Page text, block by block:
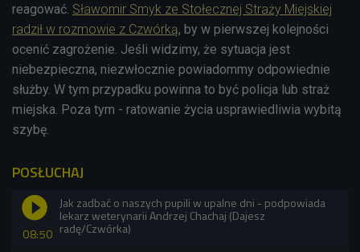
reagować. Sławomir Smyk ze Stołecznej Straży Miejskiej
radził w rozmowie z Czwórką, by w pierwszej kolejności
ocenić zagrożenie. Jeśli widzimy, że sytuacja jest
niebezpieczna, niezwłocznie powiadommy odpowiednie
służby. W tym przypadku powinna to być policja lub straż
miejska. Poza tym - ratowanie życia usprawiedliwia wybitą
szybę.
POSŁUCHAJ
08:50
Jak zadbać o naszych pupili w upalne dni - podpowiada
lekarz weterynarii Andrzej Chachaj (Dajesz
radę/Czwórka)